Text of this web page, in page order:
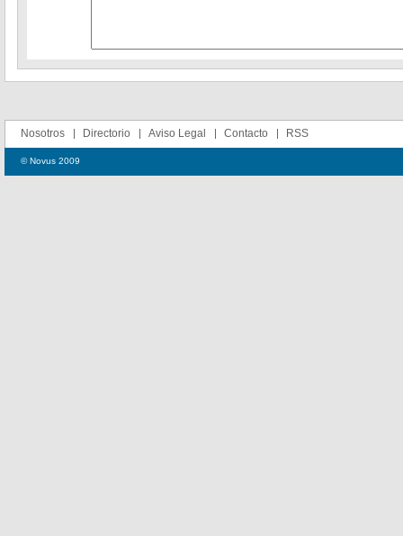
Nosotros Directorio Aviso Legal Contacto RSS
© Novus 2009